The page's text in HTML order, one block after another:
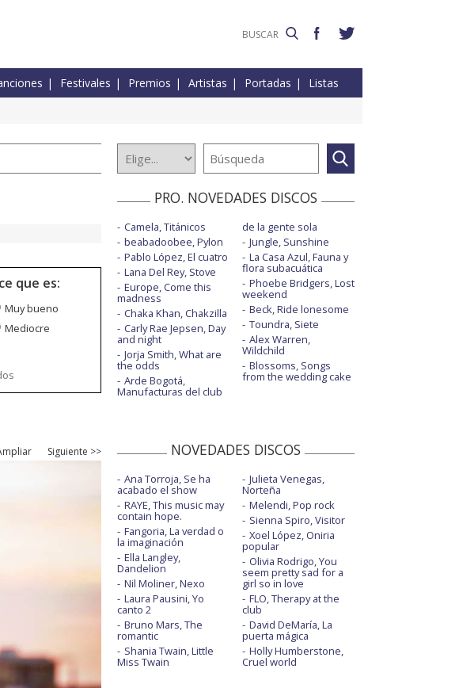
Festivales Premios Artistas Portadas Listas
que es:
Muy bueno
Mediocre
Siguiente >>
PRO. NOVEDADES DISCOS
Camela, Titánicos
beabadoobee, Pylon
Pablo López, El cuatro
Lana Del Rey, Stove
Europe, Come this
madness
Chaka Khan, Chakzilla
Carly Rae Jepsen, Day
and night
Jorja Smith, What are
the odds
Arde Bogotá,
Manufacturas del club
de la gente sola
Jungle, Sunshine
La Casa Azul, Fauna y
flora subacuática
Phoebe Bridgers, Lost
weekend
Beck, Ride lonesome
Toundra, Siete
Alex Warren,
Wildchild
Blossoms, Songs
from the wedding cake
NOVEDADES DISCOS
Ana Torroja, Se ha
acabado el show
RAYE, This music may
contain hope.
Fangoria, La verdad o
la imaginación
Ella Langley,
Dandelion
Nil Moliner, Nexo
Laura Pausini, Yo
canto 2
Bruno Mars, The
romantic
Shania Twain, Little
Miss Twain
Julieta Venegas,
Norteña
Melendi, Pop rock
Sienna Spiro, Visitor
Xoel López, Oniria
popular
Olivia Rodrigo, You
seem pretty sad for a
girl so in love
FLO, Therapy at the
club
David DeMaría, La
puerta mágica
Holly Humberstone,
Cruel world